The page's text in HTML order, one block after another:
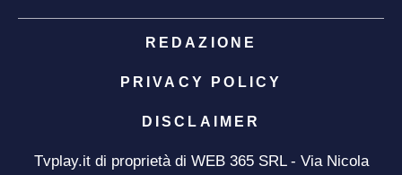
REDAZIONE
PRIVACY POLICY
DISCLAIMER
Tvplay.it di proprietà di WEB 365 SRL - Via Nicola